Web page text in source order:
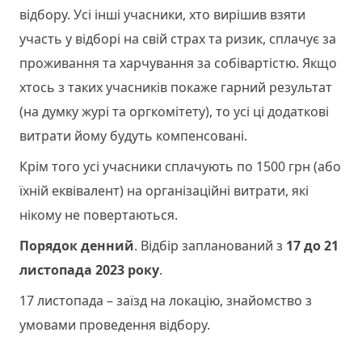
відбору. Усі інші учасники, хто вирішив взяти
участь у відборі на свій страх та ризик, сплачує за
проживання та харчування за собівартістю. Якщо
хтось з таких учасників покаже гарний результат
(на думку журі та оргкомітету), то усі ці додаткові
витрати йому будуть компенсовані.
Крім того усі учасники сплачують по 1500 грн (або
їхній еквівалент) на організаційні витрати, які
нікому не повертаються.
Порядок денний. Відбір запланований з 17 до 21
листопада 2023 року.
17 листопада – заїзд на локацію, знайомство з
умовами проведення відбору.